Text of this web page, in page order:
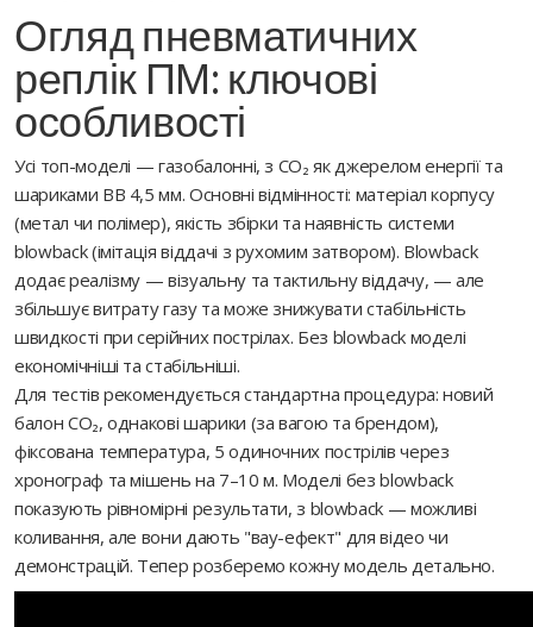
Огляд пневматичних
реплік ПМ: ключові
особливості
Усі топ-моделі — газобалонні, з CO₂ як джерелом енергії та
шариками BB 4,5 мм. Основні відмінності: матеріал корпусу
(метал чи полімер), якість збірки та наявність системи
blowback (імітація віддачі з рухомим затвором). Blowback
додає реалізму — візуальну та тактильну віддачу, — але
збільшує витрату газу та може знижувати стабільність
швидкості при серійних пострілах. Без blowback моделі
економічніші та стабільніші.
Для тестів рекомендується стандартна процедура: новий
балон CO₂, однакові шарики (за вагою та брендом),
фіксована температура, 5 одиночних пострілів через
хронограф та мішень на 7–10 м. Моделі без blowback
показують рівномірні результати, з blowback — можливі
коливання, але вони дають "вау-ефект" для відео чи
демонстрацій. Тепер розберемо кожну модель детально.